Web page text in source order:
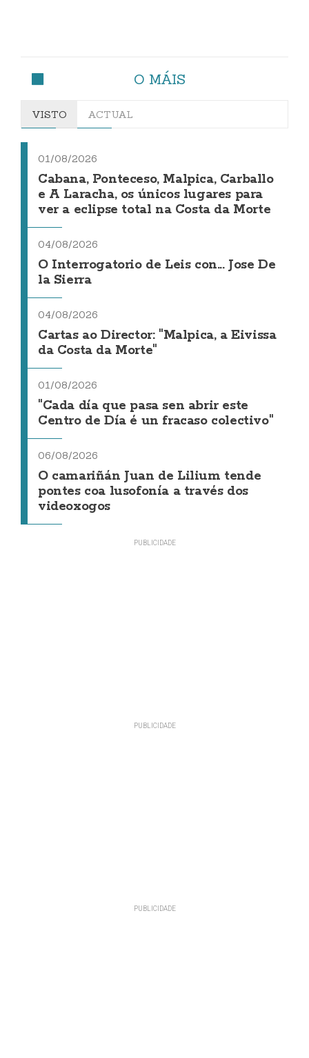
O MÁIS
VISTO ACTUAL
01/08/2026
Cabana, Ponteceso, Malpica, Carballo
e A Laracha, os únicos lugares para
ver a eclipse total na Costa da Morte
04/08/2026
O Interrogatorio de Leis con... Jose De
la Sierra
04/08/2026
Cartas ao Director: "Malpica, a Eivissa
da Costa da Morte"
01/08/2026
"Cada día que pasa sen abrir este
Centro de Día é un fracaso colectivo"
06/08/2026
O camariñán Juan de Lilium tende
pontes coa lusofonía a través dos
videoxogos